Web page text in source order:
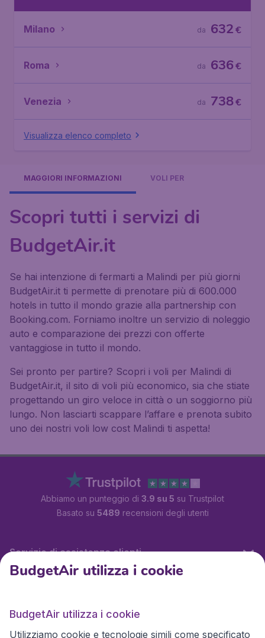
Milano €
632
da
Roma €
636
da
Venezia €
738
da
Visualizza elenco completo
MAGGIORI INFORMAZIONI VOLI PER
Scopri tutti i servizi di
BudgetAir.it
Se hai intenzione di fermarti a Malindi per più giorni
BudgetAir.it ti permette di prenotare più di 600.000
hotels in tutto il mondo grazie alla partnership con
Booking.com. Forniamo inoltre un servizio di noleggio
auto e comparazione dei prezzi con offerte
vantaggiose in tutto il mondo.
Sei pronto per partire? Scopri i voli per Malindi di
BudgetAir.it, il sito di voli più economico, sia che stiate
progettando un giro veloce in città o un soggiorno più
lungo. Non lasciarti scappare l’affare e prenota subito
uno dei nostri voli low cost Malindi ti aspetta!
Abbiamo un punteggio di 3.9 su 5 su Trustpilot
Basato su 5489 recensioni degli utenti
Servizio di assistenza clienti
BudgetAir utilizza i cookie
BudgetAir utilizza i cookie
Utilizziamo cookie e tecnologie simili come specificato